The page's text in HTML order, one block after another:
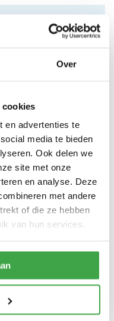
Over
cookies
en advertenties te
media te bieden
Ook delen we
site met onze
en analyse. Deze
met andere
of die ze hebben
van hun services.
cm
uit 1 stuk geleverd incl.
en regenpijp
maaiveld - 10 jaar
deur zonder drempel -
van echt glas
thuisbezorgd - In